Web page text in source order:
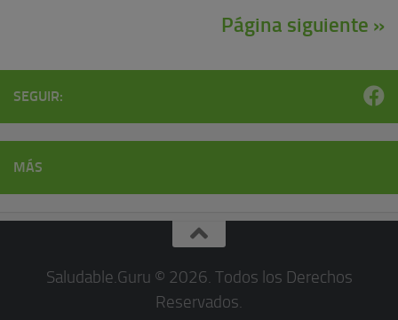
Página siguiente »
SEGUIR:
MÁS
Saludable.Guru © 2026. Todos los Derechos
Reservados.